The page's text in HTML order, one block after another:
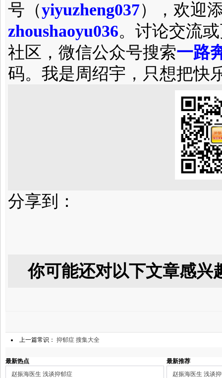
号（yiyuzheng037），欢迎
zhoushaoyu036。讨论交流
社区，微信公众号搜索一路
码。我是周绍宇，只想把快
分享到：
你可能还对以下文章感兴
上一篇常识： 抑郁症 搜集大全
最新热点
最新推荐
赵振海医生 浅谈抑郁症
赵振海医生 浅谈